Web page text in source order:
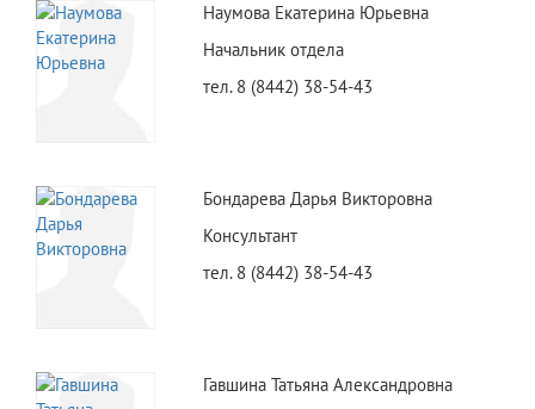
Наумова Екатерина Юрьевна
Начальник отдела
тел. 8 (8442) 38-54-43
Бондарева Дарья Викторовна
Консультант
тел. 8 (8442) 38-54-43
Гавшина Татьяна Александровна